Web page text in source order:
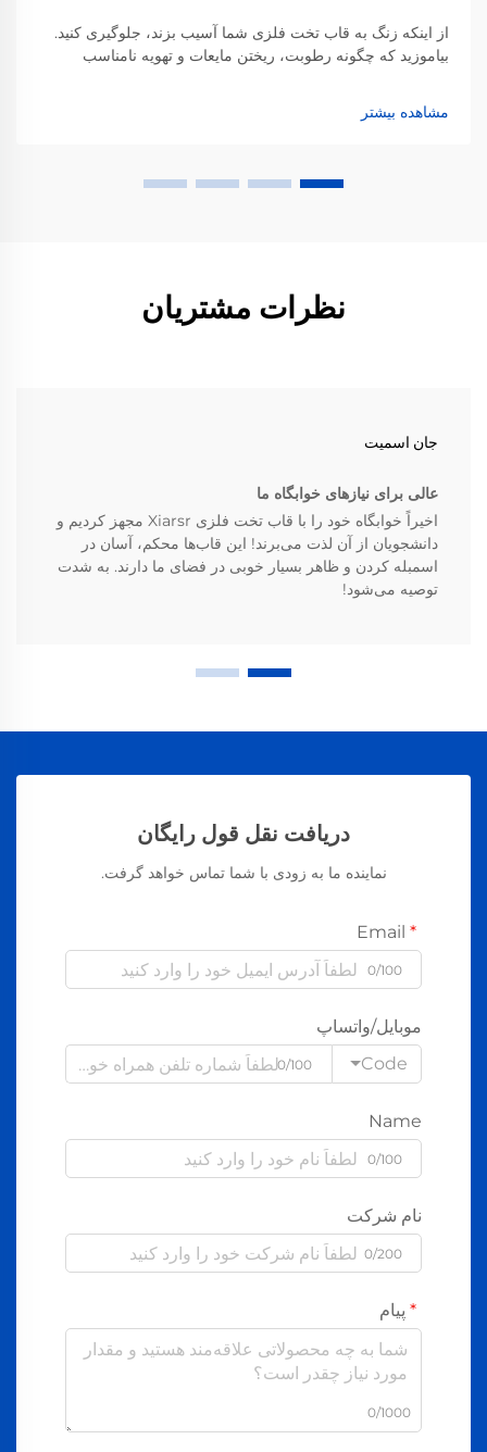
از اینکه زنگ به قاب تخت فلزی شما آسیب بزند، جلوگیری کنید.
بیاموزید که چگونه رطوبت، ریختن مایعات و تهویه نامناسب
آن را بیاموزید. سرمایه‌گذاری خود را همین حالا محافظت کنید.
مشاهده بیشتر
نظرات مشتریان
جان اسمیت
عالی برای نیازهای خوابگاه ما
اخیراً خوابگاه خود را با قاب تخت فلزی Xiarsr مجهز کردیم و
دانشجویان از آن لذت می‌برند! این قاب‌ها محکم، آسان در
اسمبله کردن و ظاهر بسیار خوبی در فضای ما دارند. به شدت
توصیه می‌شود!
دریافت نقل قول رایگان
نماینده ما به زودی با شما تماس خواهد گرفت.
0/100
موبایل/واتساپ
Code
0/100
Name
0/100
نام شرکت
0/200
پیام
0/1000